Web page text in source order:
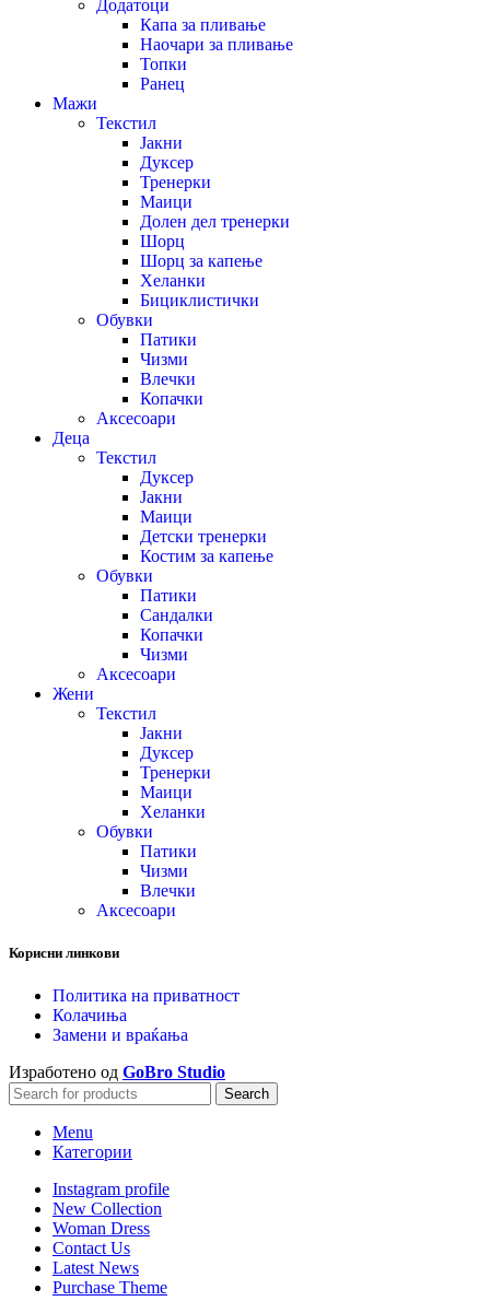
Додатоци
Капа за пливање
Наочари за пливање
Топки
Ранец
Мажи
Текстил
Јакни
Дуксер
Тренерки
Маици
Долен дел тренерки
Шорц
Шорц за капење
Хеланки
Бициклистички
Обувки
Патики
Чизми
Влечки
Копачки
Аксесоари
Деца
Текстил
Дуксер
Јакни
Маици
Детски тренерки
Костим за капење
Обувки
Патики
Сандалки
Копачки
Чизми
Аксесоари
Жени
Текстил
Јакни
Дуксер
Тренерки
Маици
Хеланки
Обувки
Патики
Чизми
Влечки
Аксесоари
Корисни линкови
Политика на приватност
Колачиња
Замени и враќања
Изработено од GoBro Studio
Search
Menu
Категории
Instagram profile
New Collection
Woman Dress
Contact Us
Latest News
Purchase Theme